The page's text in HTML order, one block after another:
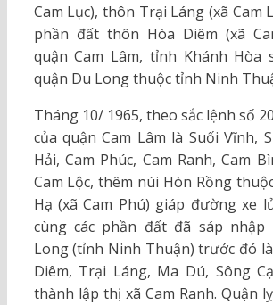
Cam Lục), thôn Trại Láng (xã Cam
phần đất thôn Hòa Diêm (xã
quận Cam Lâm, tỉnh Khánh Hòa
quận Du Long thuộc tỉnh Ninh
Tháng 10/ 1965, theo sắc lệnh số
của quận Cam Lâm là Suối Vĩnh,
Hải, Cam Phúc, Cam Ranh, Cam
Cam Lộc, thêm núi Hòn Rồng
Hạ (xã Cam Phú) giáp đường xe
cùng các phần đất đã sáp nhập
Long (tỉnh Ninh Thuận) trước đó
Diêm, Trại Láng, Ma Dú, Sông
thành lập thị xã Cam Ranh. Quận